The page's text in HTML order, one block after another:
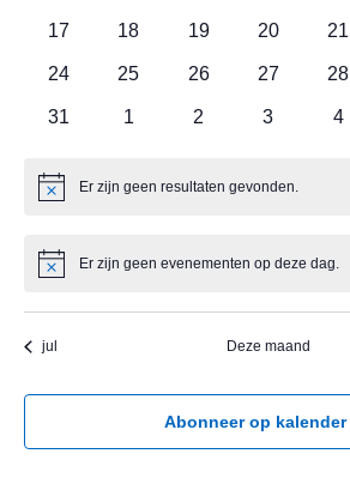
0
17
0
18
0
19
0
20
0
21
0
24
0
25
0
26
0
27
0
28
0
31
0
1
0
2
0
3
0
4
BerichtEr zijn geen resultaten gevonden.
BerichtEr zijn geen evenementen op deze dag.
jul Deze maand
Abonneer op kalender